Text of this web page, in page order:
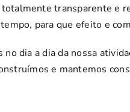
transparente e
para que efeito e
dia a dia da nossa
e mantemos